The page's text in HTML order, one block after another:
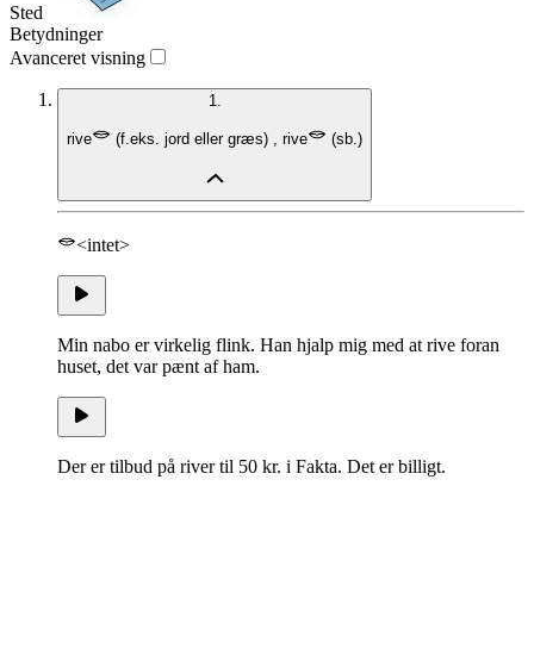
Sted
Betydninger
Avanceret visning
1.
rive (f.eks. jord eller græs) , rive (sb.)
<intet>
Min nabo er virkelig flink. Han hjalp mig med at rive foran
huset, det var pænt af ham.
Der er tilbud på river til 50 kr. i Fakta. Det er billigt.